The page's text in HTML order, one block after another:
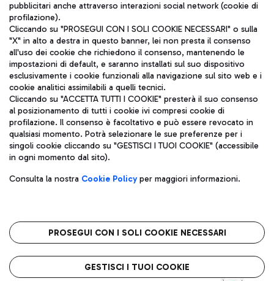
Aeroporti di Roma S.p.A. - Società soggetta a direzione e
coordinamento di Mundys S.p.A.
Codice fiscale e Registro delle Imprese di Roma 13032990155 P.
IVA 06572251004
Capitale sociale 62.224.743,00 int. vers.
Sede legale: Via Pier Paolo Racchetti 1 - 00054 Fiumicino (RM)
telefono +39 06 65951
Privacy policy
Note legali
Roma FCO
L'aeroporto stellato
pubblicitari anche attraverso interazioni social network (cookie di
profilazione).
Cliccando su "PROSEGUI CON I SOLI COOKIE NECESSARI" o sulla
"X" in alto a destra in questo banner, lei non presta il consenso
all'uso dei cookie che richiedono il consenso, mantenendo le
impostazioni di default, e saranno installati sul suo dispositivo
esclusivamente i cookie funzionali alla navigazione sul sito web e i
cookie analitici assimilabili a quelli tecnici.
Cliccando su "ACCETTA TUTTI I COOKIE" presterà il suo consenso
al posizionamento di tutti i cookie ivi compresi cookie di
profilazione. Il consenso è facoltativo e può essere revocato in
qualsiasi momento. Potrà selezionare le sue preferenze per i
singoli cookie cliccando su "GESTISCI I TUOI COOKIE" (accessibile
in ogni momento dal sito).
Consulta la nostra Cookie Policyper maggiori informazioni.
PROSEGUI CON I SOLI COOKIE NECESSARI
GESTISCI I TUOI COOKIE